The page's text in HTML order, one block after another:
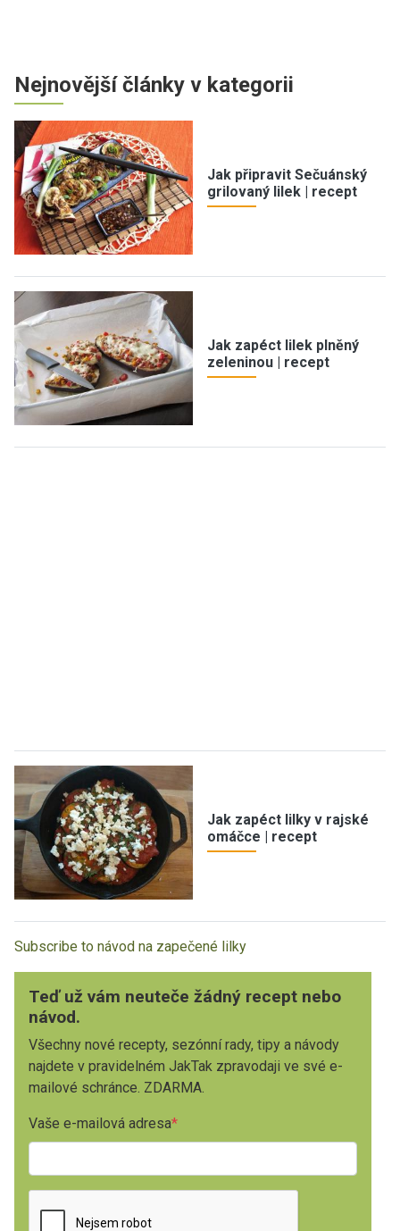
Nejnovější články v kategorii
Jak připravit Sečuánský
grilovaný lilek | recept
Jak zapéct lilek plněný
zeleninou | recept
Jak zapéct lilky v rajské
omáčce | recept
Subscribe to návod na zapečené lilky
Teď už vám neuteče žádný recept nebo
návod.
Všechny nové recepty, sezónní rady, tipy a návody
najdete v pravidelném JakTak zpravodaji ve své e-
mailové schránce. ZDARMA.
Vaše e-mailová adresa